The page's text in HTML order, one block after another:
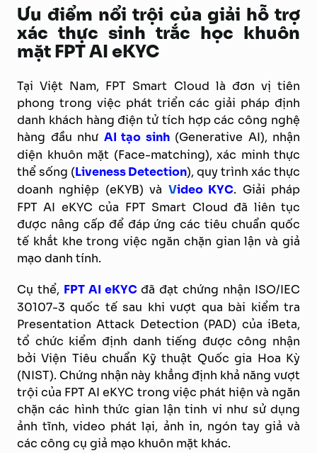
Ưu điểm nổi trội của giải hỗ trợ
xác thực sinh trắc học khuôn
mặt FPT AI eKYC
Tại Việt Nam, FPT Smart Cloud là đơn vị tiên
phong trong việc phát triển các giải pháp định
danh khách hàng điện tử tích hợp các công nghệ
hàng đầu như AI tạo sinh(Generative AI), nhận
diện khuôn mặt (Face-matching), xác minh thực
thể sống (Liveness Detection), quy trình xác thực
doanh nghiệp (eKYB) và Video KYC. Giải pháp
FPT AI eKYC của FPT Smart Cloud đã liên tục
được nâng cấp để đáp ứng các tiêu chuẩn quốc
tế khắt khe trong việc ngăn chặn gian lận và giả
mạo danh tính.
Cụ thể, FPT AI eKYCđã đạt chứng nhận ISO/IEC
30107-3 quốc tế sau khi vượt qua bài kiểm tra
Presentation Attack Detection (PAD) của iBeta,
tổ chức kiểm định danh tiếng được công nhận
bởi Viện Tiêu chuẩn Kỹ thuật Quốc gia Hoa Kỳ
(NIST). Chứng nhận này khẳng định khả năng vượt
trội của FPT AI eKYC trong việc phát hiện và ngăn
chặn các hình thức gian lận tinh vi như sử dụng
ảnh tĩnh, video phát lại, ảnh in, ngón tay giả và
các công cụ giả mạo khuôn mặt khác.